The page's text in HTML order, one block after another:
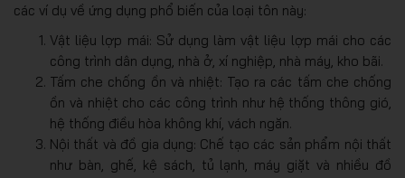
các ví dụ về ứng dụng phổ biến của loại tôn này:
Vật liệu lợp mái: Sử dụng làm vật liệu lợp mái cho các
công trình dân dụng, nhà ở, xí nghiệp, nhà máy, kho bãi.
Tấm che chống ồn và nhiệt: Tạo ra các tấm che chống
ồn và nhiệt cho các công trình như hệ thống thông gió,
hệ thống điều hòa không khí, vách ngăn.
Nội thất và đồ gia dụng: Chế tạo các sản phẩm nội thất
như bàn, ghế, kệ sách, tủ lạnh, máy giặt và nhiều đồ